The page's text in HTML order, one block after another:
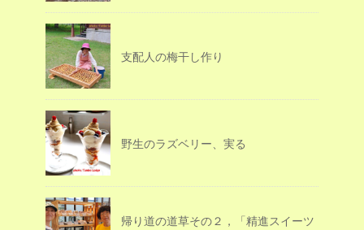
支配人の梅干し作り
野生のラズベリー、実る
帰り道の道草その２，「精進スイーツ